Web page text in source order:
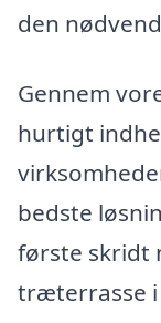
den
Gennem
hurtigt
bedste
første skridt
træterrasse i